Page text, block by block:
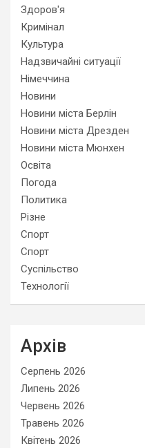
Здоров'я
Кримінал
Культура
Надзвичайні ситуації
Німеччина
Новини
Новини міста Берлін
Новини міста Дрезден
Новини міста Мюнхен
Освіта
Погода
Политика
Різне
Спорт
Спорт
Суспільство
Технології
Архів
Серпень 2026
Липень 2026
Червень 2026
Травень 2026
Квітень 2026